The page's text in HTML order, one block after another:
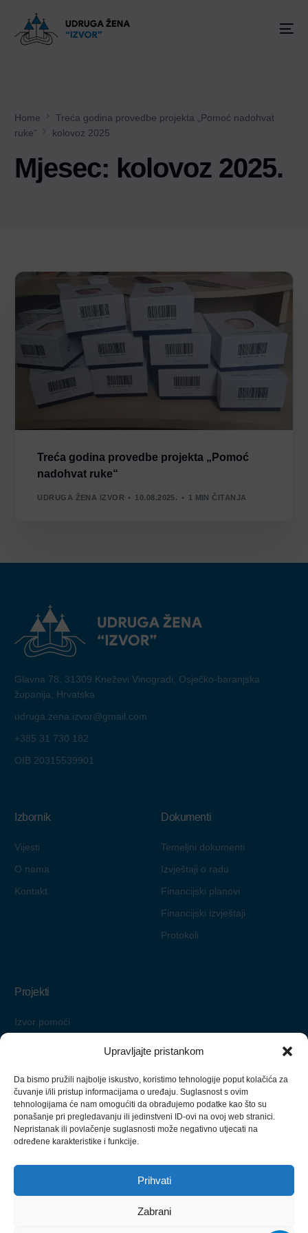
Upravljajte pristankom
Da bismo pružili najbolje iskustvo, koristimo tehnologije poput kolačića za
čuvanje i/ili pristup informacijama o uređaju. Suglasnost s ovim
tehnologijama će nam omogućiti da obrađujemo podatke kao što su
ponašanje pri pregledavanju ili jedinstveni ID-ovi na ovoj web stranici.
Nepristanak ili povlačenje suglasnosti može negativno utjecati na
određene karakteristike i funkcije.
Prihvati
Zabrani
Home
Treća godina provedbe projekta „Pomoć nadohvat
ruke“
kolovoz 2025
Mjesec: kolovoz 2025.
Treća godina provedbe projekta „Pomoć
nadohvat ruke“
UDRUGA ŽENA IZVOR 10.08.2025. 1 MIN ČITANJA
Glavna 78, 31309 Kneževi Vinogradi, Osječko-baranjska
županija, Hrvatska
udruga.zena.izvor@gmail.com
+385 31 730 182
OIB 20315539901
Izbornik
Vijesti
O nama
Kontakt
Dokumenti
Temeljni dokumenti
Izvještaji o radu
Financijski planovi
Financijski izvještaji
Protokoli
Projekti
Izvor pomoći
Zaželi i ostani